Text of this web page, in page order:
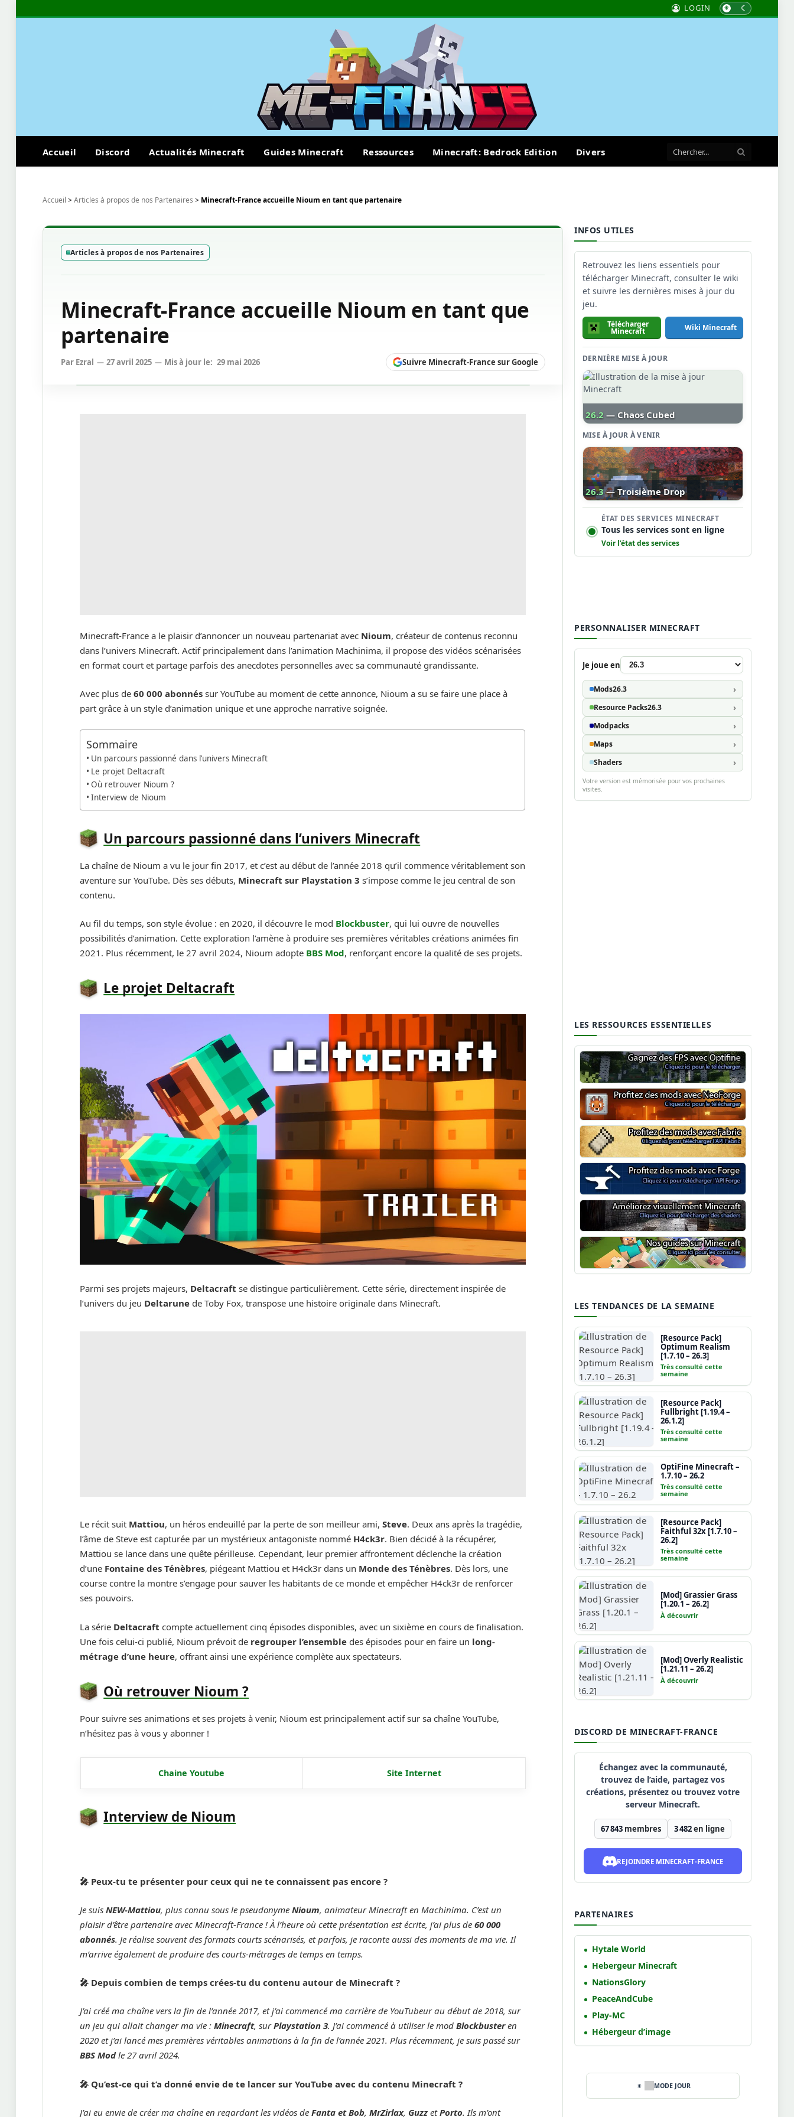
LOGIN
Accueil Discord Actualités Minecraft Guides Minecraft Ressources Minecraft: Bedrock Edition Divers
Accueil >Articles à propos de nos Partenaires > Minecraft-France accueille Nioum en tant que partenaire
Articles à propos de nos Partenaires
Minecraft-France accueille Nioum en tant que
partenaire
Par Ezral 27 avril 2025 Mis à jour le: 29 mai 2026 Suivre Minecraft-France sur Google
Minecraft-France a le plaisir d’annoncer un nouveau partenariat avec Nioum, créateur de contenus reconnu
dans l’univers Minecraft. Actif principalement dans l’animation Machinima, il propose des vidéos scénarisées
en format court et partage parfois des anecdotes personnelles avec sa communauté grandissante.
Avec plus de60 000 abonnés sur YouTube au moment de cette annonce, Nioum a su se faire une place à
part grâce à un style d’animation unique et une approche narrative soignée.
Sommaire
Un parcours passionné dans l’univers Minecraft
Le projet Deltacraft
Où retrouver Nioum ?
Interview de Nioum
Un parcours passionné dans l’univers Minecraft
La chaîne de Nioum a vu le jour fin 2017, et c’est au début de l’année 2018 qu’il commence véritablement son
aventure sur YouTube. Dès ses débuts, Minecraft sur Playstation 3 s’impose comme le jeu central de son
contenu.
Au fil du temps, son style évolue : en 2020, il découvre le mod Blockbuster, qui lui ouvre de nouvelles
possibilités d’animation. Cette exploration l’amène à produire ses premières véritables créations animées fin
2021. Plus récemment, le 27 avril 2024, Nioum adopte BBS Mod, renforçant encore la qualité de ses projets.
Le projet Deltacraft
Parmi ses projets majeurs, Deltacraft se distingue particulièrement. Cette série, directement inspirée de
l’univers du jeu Deltarune de Toby Fox, transpose une histoire originale dans Minecraft.
Le récit suit Mattiou, un héros endeuillé par la perte de son meilleur ami,Steve. Deux ans après la tragédie,
l’âme de Steve est capturée par un mystérieux antagoniste nommé H4ck3r. Bien décidé à la récupérer,
Mattiou se lance dans une quête périlleuse. Cependant, leur premier affrontement déclenche la création
d’une Fontaine des Ténèbres, piégeant Mattiou et H4ck3r dans un Monde des Ténèbres. Dès lors, une
course contre la montre s’engage pour sauver les habitants de ce monde et empêcher H4ck3r de renforcer
ses pouvoirs.
La série Deltacraft compte actuellement cinq épisodes disponibles, avec un sixième en cours de finalisation.
Une fois celui-ci publié, Nioum prévoit de regrouper l’ensemble des épisodes pour en faire un long-
métrage d’une heure, offrant ainsi une expérience complète aux spectateurs.
Où retrouver Nioum ?
Pour suivre ses animations et ses projets à venir, Nioum est principalement actif sur sa chaîne YouTube,
n’hésitez pas à vous y abonner !
Chaine Youtube Site Internet
Interview de Nioum
🎤 Peux-tu te présenter pour ceux qui ne te connaissent pas encore ?
Je suisNEW-Mattiou, plus connu sous le pseudonymeNioum, animateur Minecraft en Machinima. C’est un
plaisir d’être partenaire avec Minecraft-France ! À l’heure où cette présentation est écrite, j’ai plus de60 000
abonnés. Je réalise souvent des formats courts scénarisés, et parfois, je raconte aussi des moments de ma vie. Il
m’arrive également de produire des courts-métrages de temps en temps.
🎤 Depuis combien de temps crées-tu du contenu autour de Minecraft ?
J’ai créé ma chaîne vers la fin de l’année 2017, et j’ai commencé ma carrière de YouTubeur au début de 2018, sur
un jeu qui allait changer ma vie :Minecraft, surPlaystation 3. J’ai commencé à utiliser le modBlockbusteren
2020 et j’ai lancé mes premières véritables animations à la fin de l’année 2021. Plus récemment, je suis passé sur
BBS Modle 27 avril 2024.
🎤 Qu’est-ce qui t’a donné envie de te lancer sur YouTube avec du contenu Minecraft ?
J’ai eu envie de créer ma chaîne en regardant les vidéos deFanta et Bob,MrZirlax, Guzz etPorto. Ils m’ont
INFOS UTILES
Retrouvez les liens essentiels pour
télécharger Minecraft, consulter le wiki
et suivre les dernières mises à jour du
jeu.
Télécharger
Minecraft Wiki Minecraft
DERNIÈRE MISE À JOUR
26.2 — Chaos Cubed
MISE À JOUR À VENIR
26.3 — Troisième Drop
ÉTAT DES SERVICES MINECRAFT
Tous les services sont en ligne
Voir l’état des services
PERSONNALISER MINECRAFT
Je joue en
Mods26.3
Resource Packs26.3
Modpacks
Maps
Shaders
Votre version est mémorisée pour vos prochaines
visites.
LES RESSOURCES ESSENTIELLES
Optifine
NeoForge
Minecraft Fabric
Minecraft Forge
Shaders Minecraft
Guide Minecraft
LES TENDANCES DE LA SEMAINE
[Resource Pack]
Optimum Realism
[1.7.10 – 26.3]
Très consulté cette
semaine
[Resource Pack]
Fullbright [1.19.4 –
26.1.2]
Très consulté cette
semaine
OptiFine Minecraft –
1.7.10 – 26.2
Très consulté cette
semaine
[Resource Pack]
Faithful 32x [1.7.10 –
26.2]
Très consulté cette
semaine
[Mod] Grassier Grass
[1.20.1 – 26.2]
À découvrir
[Mod] Overly Realistic
[1.21.11 – 26.2]
À découvrir
DISCORD DE MINECRAFT-FRANCE
Échangez avec la communauté,
trouvez de l’aide, partagez vos
créations, présentez ou trouvez votre
serveur Minecraft.
67 843 membres 3 482en ligne
REJOINDRE MINECRAFT-FRANCE
PARTENAIRES
Hytale World
Hebergeur Minecraft
NationsGlory
PeaceAndCube
Play-MC
Hébergeur d’image
MODE JOUR